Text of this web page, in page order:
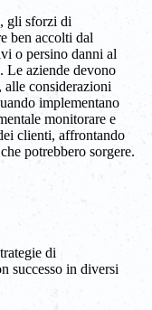
gli sforzi di
ben accolti dal
o persino danni al
Le aziende devono
alle considerazioni
implementano
monitorare e
clienti, affrontando
potrebbero sorgere.
di
successo in diversi